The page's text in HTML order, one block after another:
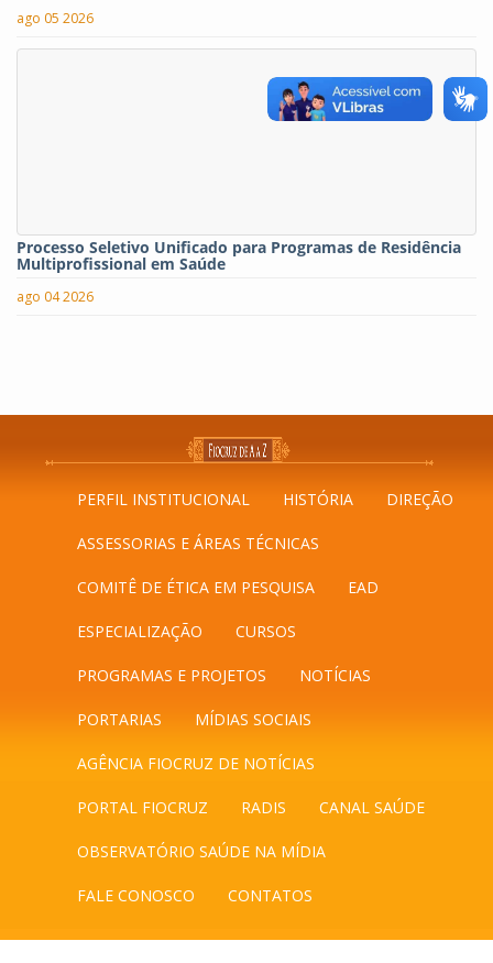
ago 05 2026
Processo Seletivo Unificado para Programas de Residência
Multiprofissional em Saúde
ago 04 2026
PERFIL INSTITUCIONAL HISTÓRIA DIREÇÃO
ASSESSORIAS E ÁREAS TÉCNICAS
COMITÊ DE ÉTICA EM PESQUISA EAD
ESPECIALIZAÇÃO CURSOS
PROGRAMAS E PROJETOS NOTÍCIAS
PORTARIAS MÍDIAS SOCIAIS
AGÊNCIA FIOCRUZ DE NOTÍCIAS
PORTAL FIOCRUZ RADIS CANAL SAÚDE
OBSERVATÓRIO SAÚDE NA MÍDIA
FALE CONOSCO CONTATOS